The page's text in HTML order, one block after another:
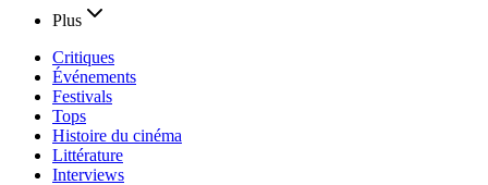
Plus
Critiques
Événements
Festivals
Tops
Histoire du cinéma
Littérature
Interviews